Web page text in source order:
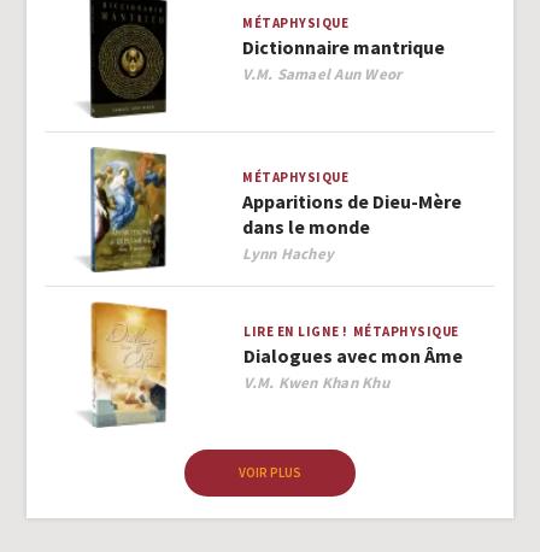
MÉTAPHYSIQUE
Dictionnaire mantrique
Author
V.M. Samael Aun Weor
MÉTAPHYSIQUE
Apparitions de Dieu-Mère
dans le monde
Author
Lynn Hachey
LIRE EN LIGNE ! MÉTAPHYSIQUE
Dialogues avec mon Âme
Author
V.M. Kwen Khan Khu
VOIR PLUS